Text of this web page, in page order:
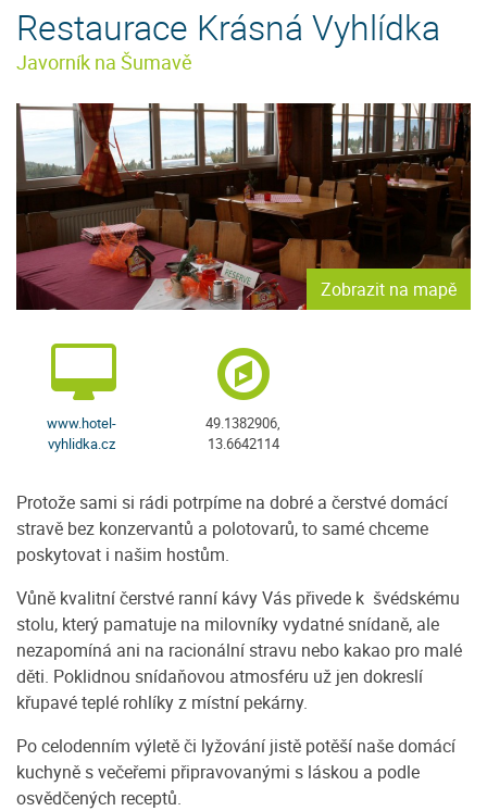
Restaurace Krásná Vyhlídka
Javorník na Šumavě
Zobrazit na mapě
www.hotel-
vyhlidka.cz
49.1382906,
13.6642114
Protože sami si rádi potrpíme na dobré a čerstvé domácí
stravě bez konzervantů a polotovarů, to samé chceme
poskytovat i našim hostům.
Vůně kvalitní čerstvé ranní kávy Vás přivede k švédskému
stolu, který pamatuje na milovníky vydatné snídaně, ale
nezapomíná ani na racionální stravu nebo kakao pro malé
děti. Poklidnou snídaňovou atmosféru už jen dokreslí
křupavé teplé rohlíky z místní pekárny.
Po celodenním výletě či lyžování jistě potěší naše domácí
kuchyně s večeřemi připravovanými s láskou a podle
osvědčených receptů.